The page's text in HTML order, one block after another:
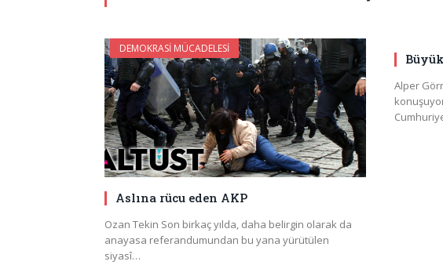
DEMOKRASI MÜCADELESI
Aslına rücu eden AKP
Ozan Tekin Son birkaç yılda, daha belirgin olarak da
anayasa referandumundan bu yana yürütülen
siyasî…
Alper